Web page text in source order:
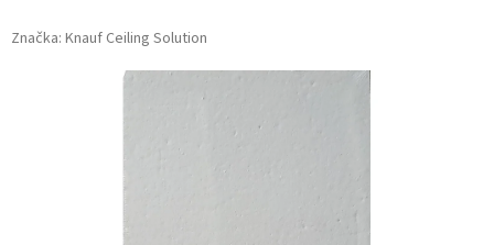
Značka: Knauf Ceiling Solution